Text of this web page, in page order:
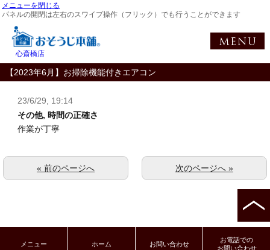
メニューを閉じる
パネルの開閉は左右のスワイプ操作（フリック）でも行うことができます
心斎橋店
【2023年6月】お掃除機能付きエアコン
23/6/29, 19:14
その他, 時間の正確さ
作業が丁寧
次のページへ »
« 前のページへ
メニュー ホーム お問い合わせ
お電話での
お問い合わせ